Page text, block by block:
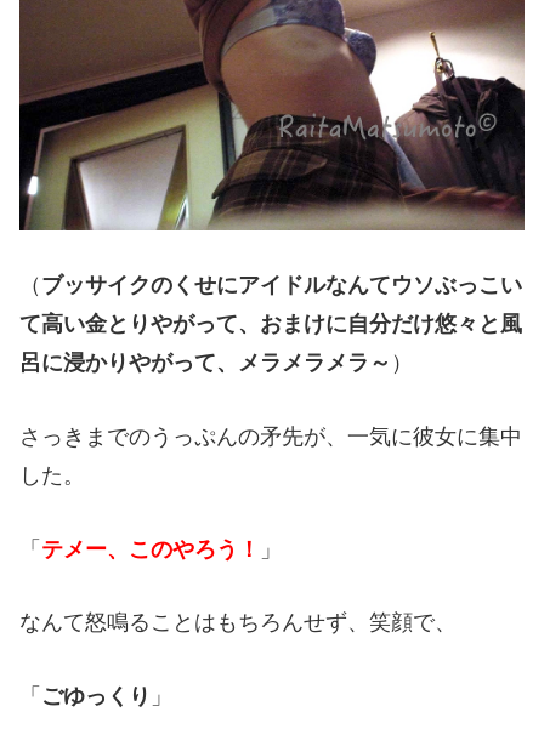
（ ブッサイクのくせにアイドルなんてウソぶっこい
て高い金とりやがって、おまけに自分だけ悠々と風
呂に浸かりやがって、メラメラメラ～ ）
さっきまでのうっぷんの矛先が、一気に彼女に集中
した。
「 テメー、このやろう！ 」
なんて怒鳴ることはもちろんせず、笑顔で、
「 ごゆっくり 」